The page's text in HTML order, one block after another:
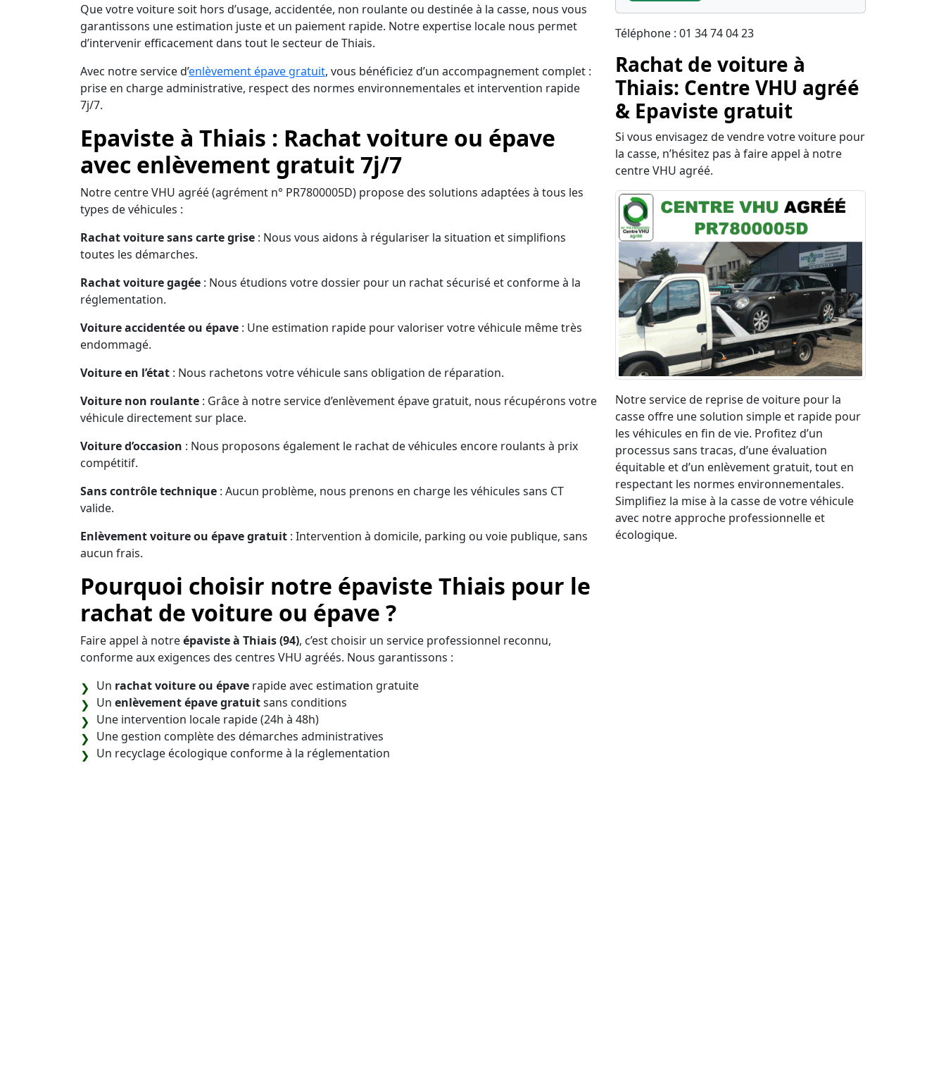
Que votre voiture soit hors d’usage, accidentée, non roulante ou destinée à la casse, nous vous
garantissons une estimation juste et un paiement rapide. Notre expertise locale nous permet
d’intervenir efficacement dans tout le secteur de Thiais.
Avec notre service d’enlèvement épave gratuit, vous bénéficiez d’un accompagnement complet :
prise en charge administrative, respect des normes environnementales et intervention rapide
7j/7.
Epaviste à Thiais : Rachat voiture ou épave
avec enlèvement gratuit 7j/7
Notre centre VHU agréé (agrément n° PR7800005D) propose des solutions adaptées à tous les
types de véhicules :
Rachat voiture sans carte grise : Nous vous aidons à régulariser la situation et simplifions
toutes les démarches.
Rachat voiture gagée : Nous étudions votre dossier pour un rachat sécurisé et conforme à la
réglementation.
Voiture accidentée ou épave : Une estimation rapide pour valoriser votre véhicule même très
endommagé.
Voiture en l’état : Nous rachetons votre véhicule sans obligation de réparation.
Voiture non roulante : Grâce à notre service d’enlèvement épave gratuit, nous récupérons votre
véhicule directement sur place.
Voiture d’occasion : Nous proposons également le rachat de véhicules encore roulants à prix
compétitif.
Sans contrôle technique : Aucun problème, nous prenons en charge les véhicules sans CT
valide.
Enlèvement voiture ou épave gratuit : Intervention à domicile, parking ou voie publique, sans
aucun frais.
Pourquoi choisir notre épaviste Thiais pour le
rachat de voiture ou épave ?
Faire appel à notreépaviste à Thiais (94), c’est choisir un service professionnel reconnu,
conforme aux exigences des centres VHU agréés. Nous garantissons :
Un rachat voiture ou épave rapide avec estimation gratuite
Un enlèvement épave gratuitsans conditions
Une intervention locale rapide (24h à 48h)
Une gestion complète des démarches administratives
Un recyclage écologique conforme à la réglementation
Téléphone : 01 34 74 04 23
Rachat de voiture à
Thiais: Centre VHU agréé
& Epaviste gratuit
Si vous envisagez de vendre votre voiture pour
la casse, n’hésitez pas à faire appel à notre
centre VHU agréé.
Notre service de reprise de voiture pour la
casse offre une solution simple et rapide pour
les véhicules en fin de vie. Profitez d’un
processus sans tracas, d’une évaluation
équitable et d’un enlèvement gratuit, tout en
respectant les normes environnementales.
Simplifiez la mise à la casse de votre véhicule
avec notre approche professionnelle et
écologique.